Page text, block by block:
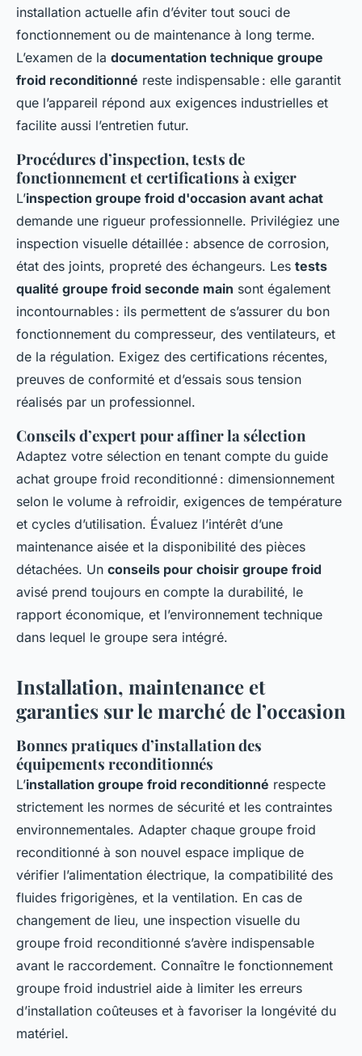
installation actuelle afin d’éviter tout souci de
fonctionnement ou de maintenance à long terme.
L’examen de la documentation technique groupe
froid reconditionné reste indispensable : elle garantit
que l’appareil répond aux exigences industrielles et
facilite aussi l’entretien futur.
Procédures d’inspection, tests de
fonctionnement et certifications à exiger
L’inspection groupe froid d'occasion avant achat
demande une rigueur professionnelle. Privilégiez une
inspection visuelle détaillée : absence de corrosion,
état des joints, propreté des échangeurs. Les tests
qualité groupe froid seconde main sont également
incontournables : ils permettent de s’assurer du bon
fonctionnement du compresseur, des ventilateurs, et
de la régulation. Exigez des certifications récentes,
preuves de conformité et d’essais sous tension
réalisés par un professionnel.
Conseils d’expert pour affiner la sélection
Adaptez votre sélection en tenant compte du guide
achat groupe froid reconditionné : dimensionnement
selon le volume à refroidir, exigences de température
et cycles d’utilisation. Évaluez l’intérêt d’une
maintenance aisée et la disponibilité des pièces
détachées. Un conseils pour choisir groupe froid
avisé prend toujours en compte la durabilité, le
rapport économique, et l’environnement technique
dans lequel le groupe sera intégré.
Installation, maintenance et
garanties sur le marché de l’occasion
Bonnes pratiques d’installation des
équipements reconditionnés
L’installation groupe froid reconditionné respecte
strictement les normes de sécurité et les contraintes
environnementales. Adapter chaque groupe froid
reconditionné à son nouvel espace implique de
vérifier l’alimentation électrique, la compatibilité des
fluides frigorigènes, et la ventilation. En cas de
changement de lieu, une inspection visuelle du
groupe froid reconditionné s’avère indispensable
avant le raccordement. Connaître le fonctionnement
groupe froid industriel aide à limiter les erreurs
d’installation coûteuses et à favoriser la longévité du
matériel.